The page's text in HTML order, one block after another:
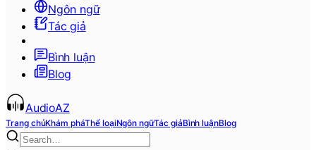
Ngôn ngữ
Tác giả
Bình luận
Blog
AudioAZ
Trang chủKhám pháThể loạiNgôn ngữTác giảBình luậnBlog